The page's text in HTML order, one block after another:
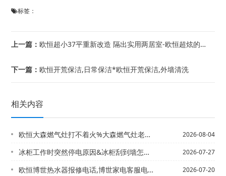
标签：
上一篇：欧恒超小37平重新改造 隔出实用两居室-欧恒超炫的色彩搭配美家 美女画家装修53...
下一篇：欧恒开荒保洁,日常保洁*欧恒开荒保洁,外墙清洗
相关内容
欧恒大森燃气灶打不着火%大森燃气灶老是打不着火 2026-08-04
冰柜工作时突然停电原因&冰柜刮到墙怎么处理 2026-07-27
欧恒博世热水器报修电话,博世家电客服电话#欧恒博世热水器的维修电话,博世24小时... 2026-07-20